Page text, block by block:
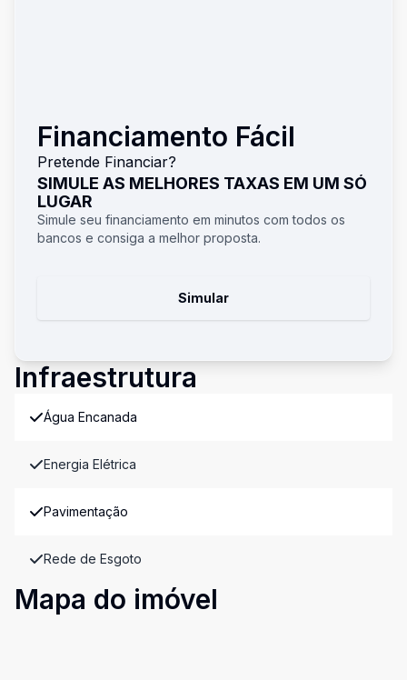
Financiamento Fácil
Pretende Financiar?
SIMULE AS MELHORES TAXAS EM UM SÓ
LUGAR
Simule seu financiamento em minutos com todos os
bancos e consiga a melhor proposta.
Simular
Infraestrutura
Água Encanada
Energia Elétrica
Pavimentação
Rede de Esgoto
Mapa do imóvel